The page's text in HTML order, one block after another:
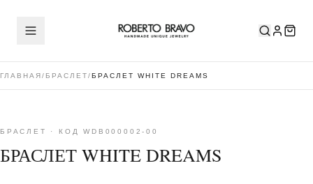
ГЛАВНАЯ/ БРАСЛЕТ/БРАСЛЕТ WHITE DREAMS
БРАСЛЕТ · КОД WDB000002-00
БРАСЛЕТ WHITE DREAMS